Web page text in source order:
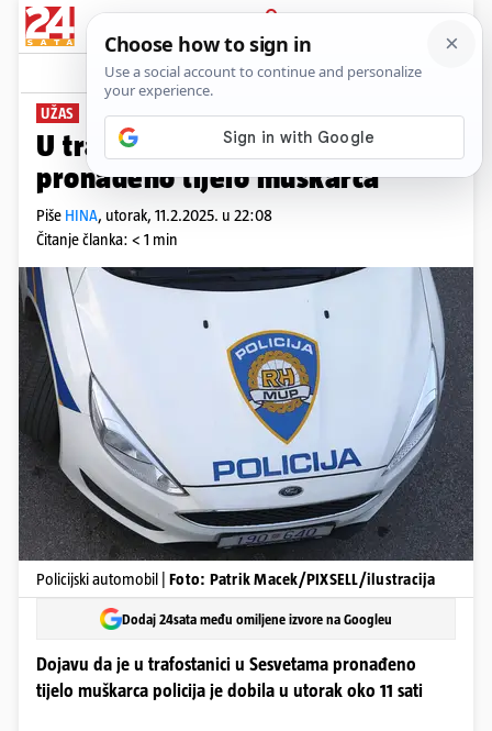
PRIJAVA
News Komentari
UŽAS
U trafostanici u Sesvetama
pronađeno tijelo muškarca
Piše HINA, utorak, 11.2.2025. u 22:08
Čitanje članka: < 1 min
Policijski automobil | Foto: Patrik Macek/PIXSELL/ilustracija
Dodaj 24sata među omiljene izvore na Googleu
Dojavu da je u trafostanici u Sesvetama pronađeno
tijelo muškarca policija je dobila u utorak oko 11 sati